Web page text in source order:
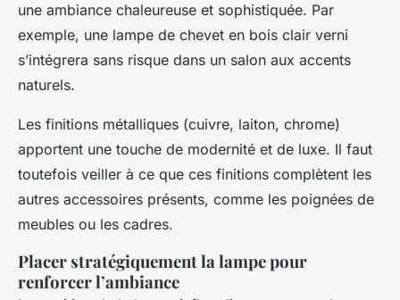
une ambiance chaleureuse et sophistiquée. Par
exemple, une lampe de chevet en bois clair verni
s’intégrera sans risque dans un salon aux accents
naturels.
Les finitions métalliques (cuivre, laiton, chrome)
apportent une touche de modernité et de luxe. Il faut
toutefois veiller à ce que ces finitions complètent les
autres accessoires présents, comme les poignées de
meubles ou les cadres.
Placer stratégiquement la lampe pour
renforcer l’ambiance